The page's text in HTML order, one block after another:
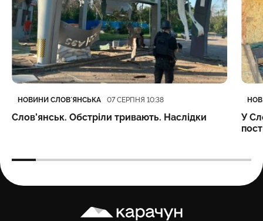
Категорія
НОВИНИ СЛОВʼЯНСЬКА
Дата публікації 07 СЕРПНЯ 10:38
Слов’янськ. Обстріли тривають. Наслідки
У
Карачун